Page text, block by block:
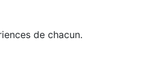
de chacun.